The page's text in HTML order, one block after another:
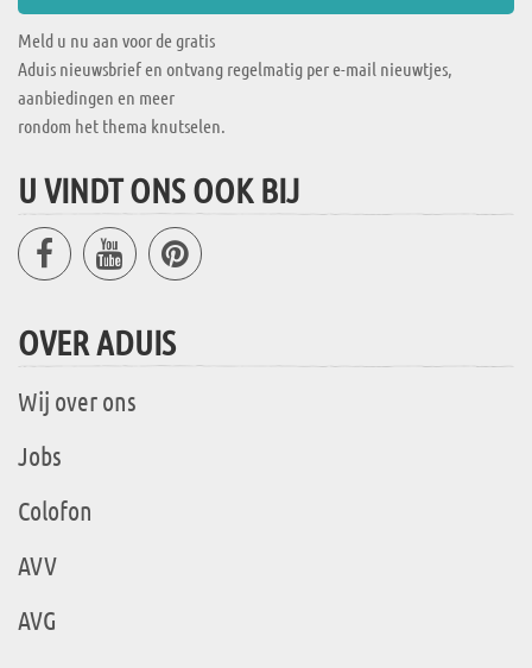
Meld u nu aan voor de gratis
Aduis nieuwsbrief en ontvang regelmatig per e-mail nieuwtjes,
aanbiedingen en meer
rondom het thema knutselen.
U VINDT ONS OOK BIJ
OVER ADUIS
Wij over ons
Jobs
Colofon
AVV
AVG